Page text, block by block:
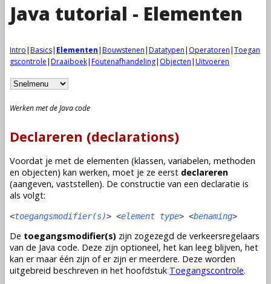
Java tutorial - Elementen
Intro|Basics| Elementen|Bouwstenen|Datatypen| Operatoren|Toegan
gscontrole|Draaiboek|Foutenafhandeling| Objecten|Uitvoeren
Werken met de Java code
Declareren (declarations)
Voordat je met de elementen (klassen, variabelen, methoden
en objecten) kan werken, moet je ze eerst declareren
(aangeven, vaststellen). De constructie van een declaratie is
als volgt:
<toegangsmodifier(s)> <element type> <benaming>
De toegangsmodifier(s) zijn zogezegd de verkeersregelaars
van de Java code. Deze zijn optioneel, het kan leeg blijven, het
kan er maar één zijn of er zijn er meerdere. Deze worden
uitgebreid beschreven in het hoofdstuk Toegangscontrole.